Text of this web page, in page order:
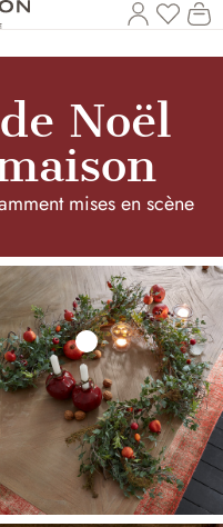
Vous
Noël
mises en scène